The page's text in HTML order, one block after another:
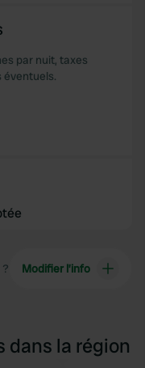
par nuit, taxes
éventuels.
Modifier l’info
dans la région